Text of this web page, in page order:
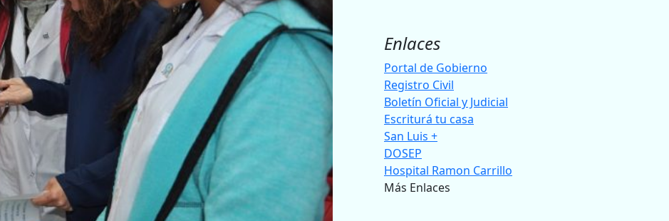
Enlaces
Portal de Gobierno
Registro Civil
Boletín Oficial y Judicial
Escriturá tu casa
San Luis +
DOSEP
Hospital Ramon Carrillo
Más Enlaces